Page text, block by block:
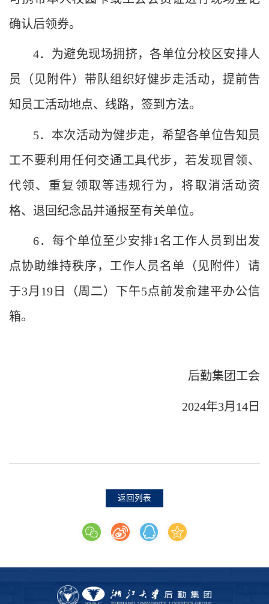
确认后领券。
4．为避免现场拥挤，各单位分校区安排人
员（见附件）带队组织好健步走活动，提前告
知员工活动地点、线路，签到方法。
5．本次活动为健步走，希望各单位告知员
工不要利用任何交通工具代步，若发现冒领、
代领、重复领取等违规行为，将取消活动资
格、退回纪念品并通报至有关单位。
6．每个单位至少安排1名工作人员到出发
点协助维持秩序，工作人员名单（见附件）请
于3月19日（周二）下午5点前发俞建平办公信
箱。
后勤集团工会
2024年3月14日
返回列表